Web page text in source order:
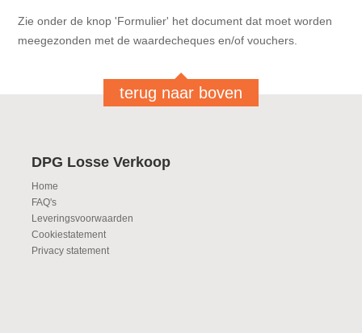
Zie onder de knop 'Formulier' het document dat moet worden
meegezonden met de waardecheques en/of vouchers.
terug naar boven
DPG Losse Verkoop
Home
FAQ's
Leveringsvoorwaarden
Cookiestatement
Privacy statement